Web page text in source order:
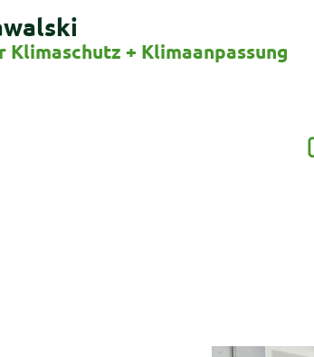
Klimaschutz + Klimaanpassung